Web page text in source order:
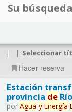
Su
| | Seleccionar
Hacer reserva
Estación
provincia de
por Agua y Energía